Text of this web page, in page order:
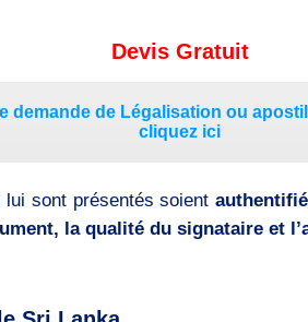
Devis Gratuit
demande de Légalisation ou
cliquez ici
lui sont présentés soient
la qualité du signataire et